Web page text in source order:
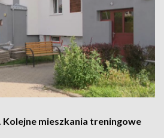
Kolejne mieszkania treningowe